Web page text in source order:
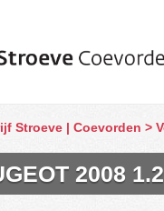
Stroeve | Coevorden >
2008